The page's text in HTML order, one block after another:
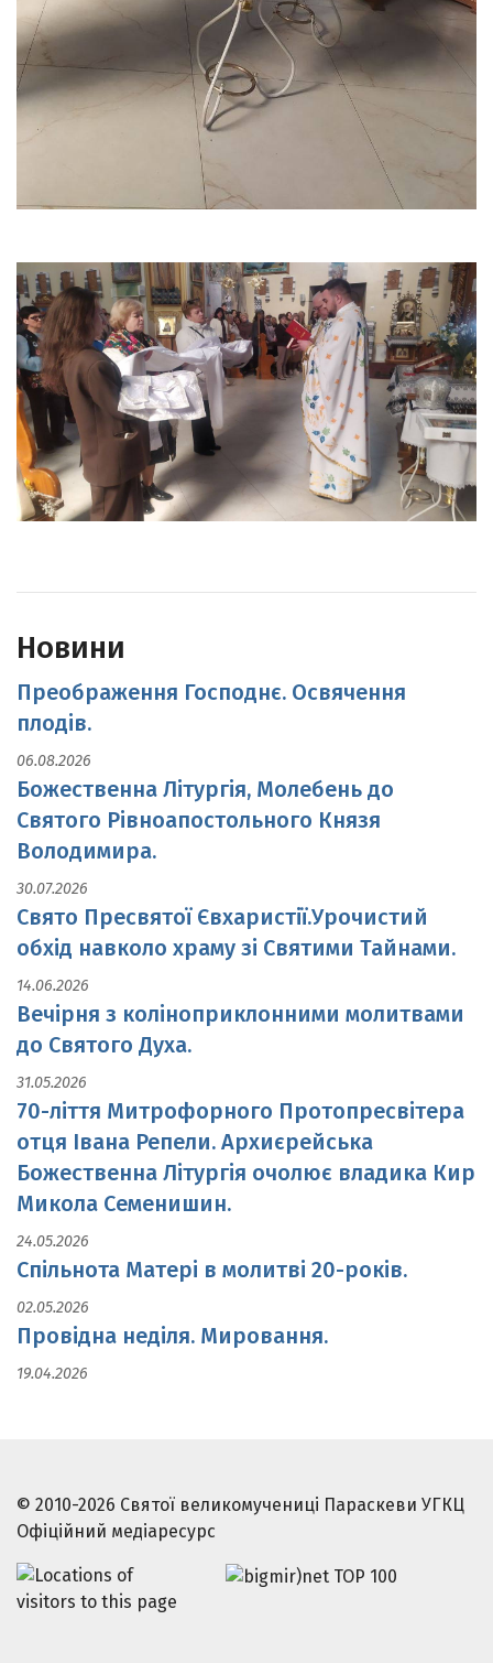
Новини
Преображення Господнє. Освячення
плодів.
06.08.2026
Божественна Літургія, Молебень до
Святого Рівноапостольного Князя
Володимира.
30.07.2026
Свято Пресвятої Євхаристії.Урочистий
обхід навколо храму зі Святими Тайнами.
14.06.2026
Вечірня з коліноприклонними молитвами
до Святого Духа.
31.05.2026
70-ліття Митрофорного Протопресвітера
отця Івана Репели. Архиєрейська
Божественна Літургія очолює владика Кир
Микола Семенишин.
24.05.2026
Спільнота Матері в молитві 20-років.
02.05.2026
Провідна неділя. Мировання.
19.04.2026
© 2010-2026 Святої великомучениці Параскеви УГКЦ
Офіційний медіаресурс